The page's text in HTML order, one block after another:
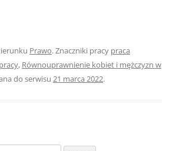
Prawo. Znaczniki pracy praca
, Równouprawnienie kobiet i mężczyzn w
do serwisu 21 marca 2022.